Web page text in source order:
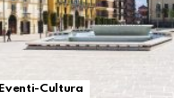
Eventi-Cultura